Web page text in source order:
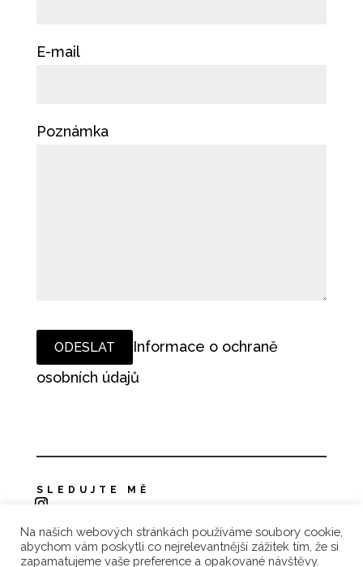
E-mail
Poznámka
Informace o ochraně
osobních údajů
SLEDUJTE MĚ
Zásady ochrany osobních údajů
Na našich webových stránkách používáme soubory cookie,
abychom vám poskytli co nejrelevantnější zážitek tím, že si
zapamatujeme vaše preference a opakované návštěvy.